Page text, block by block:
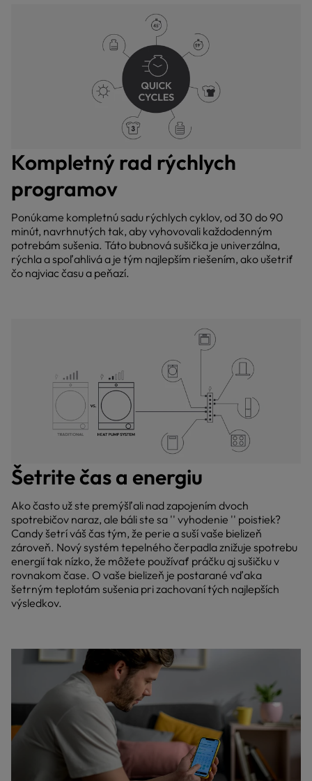
Kompletný rad rýchlych
programov
Ponúkame kompletnú sadu rýchlych cyklov, od 30 do 90
minút, navrhnutých tak, aby vyhovovali každodenným
potrebám sušenia. Táto bubnová sušička je univerzálna,
rýchla a spoľahlivá a je tým najlepším riešením, ako ušetriť
čo najviac času a peňazí.
Šetrite čas a energiu
Ako často už ste premýšľali nad zapojením dvoch
spotrebičov naraz, ale báli ste sa '' vyhodenie '' poistiek?
Candy šetrí váš čas tým, že perie a suší vaše bielizeň
zároveň. Nový systém tepelného čerpadla znižuje spotrebu
energií tak nízko, že môžete používať práčku aj sušičku v
rovnakom čase. O vaše bielizeň je postarané vďaka
šetrným teplotám sušenia pri zachovaní tých najlepších
výsledkov.